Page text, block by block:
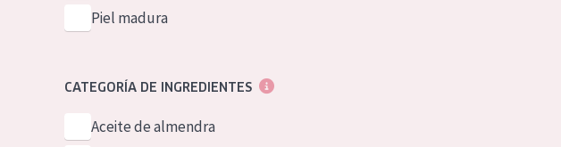
Piel madura
CATEGORÍA DE INGREDIENTES
Aceite de almendra